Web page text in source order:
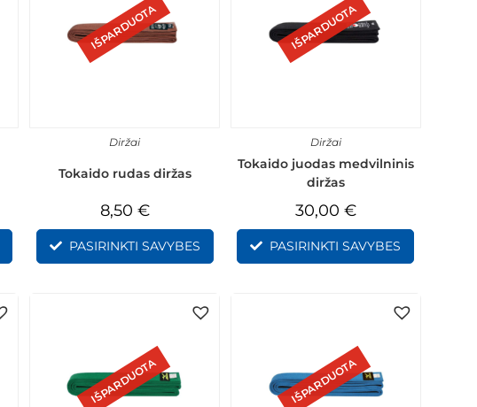
IŠPARDUOTA
Diržai
Tokaido rudas diržas
8,50 €
PASIRINKTI SAVYBES
IŠPARDUOTA
Diržai
Tokaido juodas medvilninis
diržas
30,00 €
PASIRINKTI SAVYBES
IŠPARDUOTA IŠPARDUOTA